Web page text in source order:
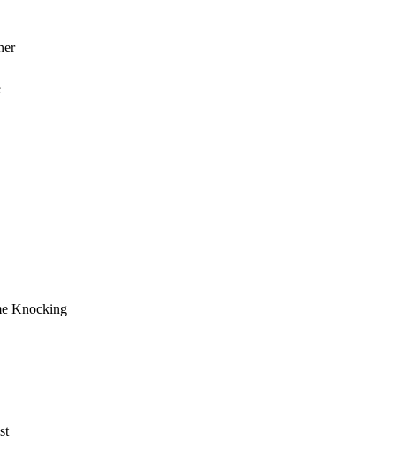
Knocking